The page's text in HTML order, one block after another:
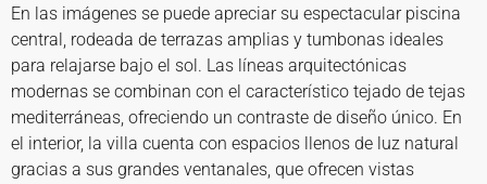
En las imágenes se puede apreciar su espectacular piscina
central, rodeada de terrazas amplias y tumbonas ideales
para relajarse bajo el sol. Las líneas arquitectónicas
modernas se combinan con el característico tejado de tejas
mediterráneas, ofreciendo un contraste de diseño único. En
el interior, la villa cuenta con espacios llenos de luz natural
gracias a sus grandes ventanales, que ofrecen vistas